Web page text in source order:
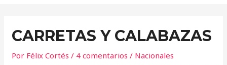
CARRETAS Y CALABAZAS
Por Félix Cortés/ 4 comentarios / Nacionales